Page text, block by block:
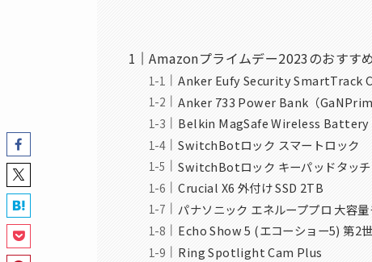
Amazonプライムデー2023のおすす
Anker Eufy Security SmartTrack
Anker 733 Power Bank（
Belkin MagSafe Wireless Battery
SwitchBotロック スマートロック
SwitchBotロック キーパッドタッチ
Crucial X6 外付け SSD 2TB
パナソニック エネループプロ 大容
Echo Show 5 (エコーショー5) 第2
Ring Spotlight Cam Plus